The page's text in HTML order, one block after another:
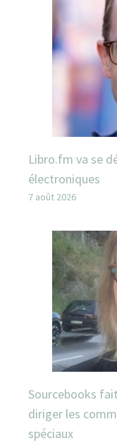
Libro.fm va se
électroniques
7 août 2026
Sourcebooks
diriger les
spéciaux